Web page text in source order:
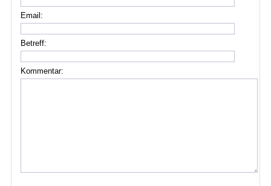
Email:
Betreff:
Kommentar: